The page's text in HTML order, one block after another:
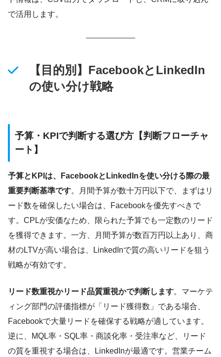
で活用します。
【目的別】FacebookとLinkedIn
の使い分け戦略
予算・KPIで判断する選び方【判断フローチャ
ート】
予算とKPIは、FacebookとLinkedInを使い分ける際の最
重要判断基準です。月間予算が数十万円以下で、まずはリ
ード数を確保したい場合は、Facebookを優先すべきで
す。CPLが安価なため、限られた予算でも一定数のリード
を獲得できます。一方、月間予算が数百万円以上あり、商
材のLTVが高い場合は、LinkedInで質の高いリードを狙う
戦略が有効です。
リード数重視かリード品質重視かで判断します。マーケテ
ィング部門の評価指標が「リード獲得数」である場合、
Facebookで大量リードを確保する戦略が適しています。
逆に、MQL率・SQL率・商談化率・受注率など、リード
の質を重視する場合は、LinkedInが最適です。営業チーム